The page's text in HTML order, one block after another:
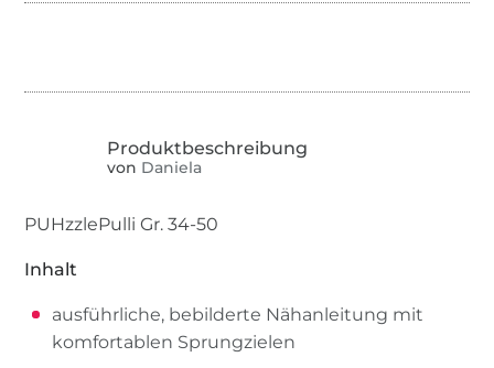
von Daniela
PUHzzlePulli Gr. 34-50
Inhalt
ausführliche, bebilderte Nähanleitung mit
komfortablen Sprungzielen